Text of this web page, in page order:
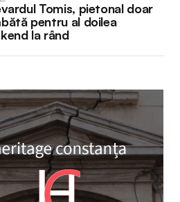
Tomis, pietonal doar
pentru al doilea
la rând